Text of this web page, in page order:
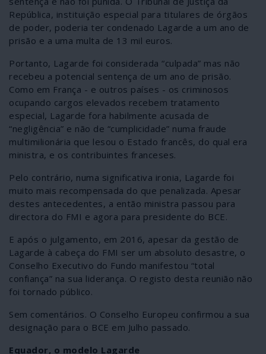
República, instituição especial para titulares de órgãos
de poder, poderia ter condenado Lagarde a um ano de
prisão e a uma multa de 13 mil euros.
Portanto, Lagarde foi considerada “culpada” mas não
recebeu a potencial sentença de um ano de prisão.
Como em França - e outros países - os criminosos
ocupando cargos elevados recebem tratamento
especial, Lagarde fora habilmente acusada de
“negligência” e não de “cumplicidade” numa fraude
multimilionária que lesou o Estado francês, do qual era
ministra, e os contribuintes franceses.
Pelo contrário, numa significativa ironia, Lagarde foi
muito mais recompensada do que penalizada. Apesar
destes antecedentes, a então ministra passou para
directora do FMI e agora para presidente do BCE.
E após o julgamento, em 2016, apesar da gestão de
Lagarde à cabeça do FMI ser um absoluto desastre, o
Conselho Executivo do Fundo manifestou “total
confiança” na sua liderança. O registo desta reunião não
foi tornado público.
Sem comentários. O Conselho Europeu confirmou a sua
designação para o BCE em Julho passado.
Equador, o modelo Lagarde